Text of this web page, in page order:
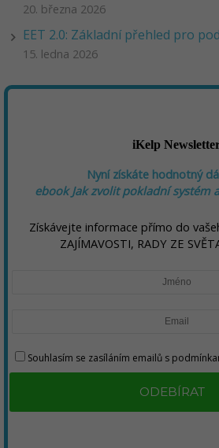
20. března 2026
EET 2.0: Základní přehled pro
15. ledna 2026
iKelp
Nyní získáte hodnotný
ebookJak zvolit pokladní systém
Získávejte informace přímo do
ZAJÍMAVOSTI, RADY ZE
Souhlasím se zasíláním emailů s
ODEBÍRAT